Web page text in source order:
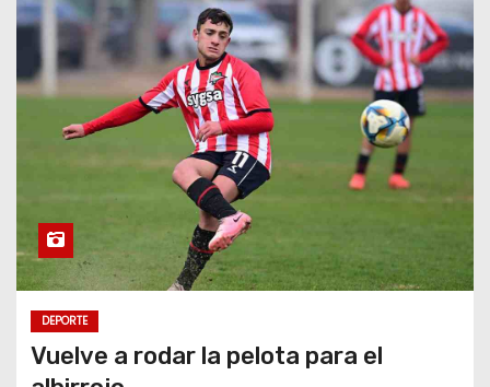
DEPORTE
Vuelve a rodar la pelota para el